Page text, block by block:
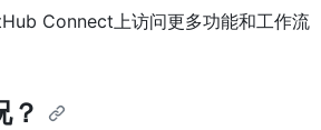
Connect上访问更多功能和工作流
？